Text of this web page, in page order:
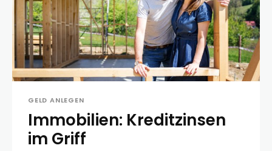
GELD ANLEGEN
Immobilien: Kreditzinsen
im Griff